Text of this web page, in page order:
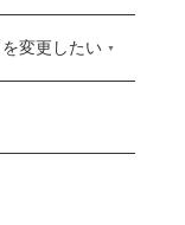
変更したい